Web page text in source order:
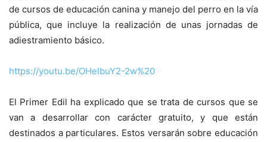
de cursos de educación canina y manejo del perro en la vía
pública, que incluye la realización de unas jornadas de
adiestramiento básico.
https://youtu.be/OHelbuY2-2w%20
El Primer Edil ha explicado que se trata de cursos que se
van a desarrollar con carácter gratuito, y que están
destinados a particulares. Estos versarán sobre educación